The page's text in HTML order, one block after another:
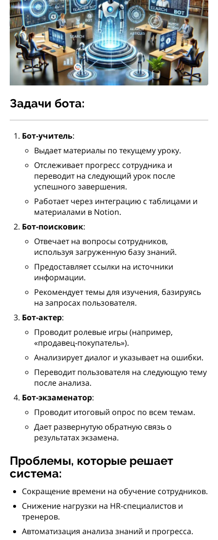
Задачи бота:
Бот-учитель:
Выдает материалы по текущему уроку.
Отслеживает прогресс сотрудника и
переводит на следующий урок после
успешного завершения.
Работает через интеграцию с таблицами и
материалами в Notion.
Бот-поисковик:
Отвечает на вопросы сотрудников,
используя загруженную базу знаний.
Предоставляет ссылки на источники
информации.
Рекомендует темы для изучения, базируясь
на запросах пользователя.
Бот-актер:
Проводит ролевые игры (например,
«продавец-покупатель»).
Анализирует диалог и указывает на ошибки.
Переводит пользователя на следующую тему
после анализа.
Бот-экзаменатор:
Проводит итоговый опрос по всем темам.
Дает развернутую обратную связь о
результатах экзамена.
Проблемы, которые решает
система:
Сокращение времени на обучение сотрудников.
Снижение нагрузки на HR-специалистов и
тренеров.
Автоматизация анализа знаний и прогресса.